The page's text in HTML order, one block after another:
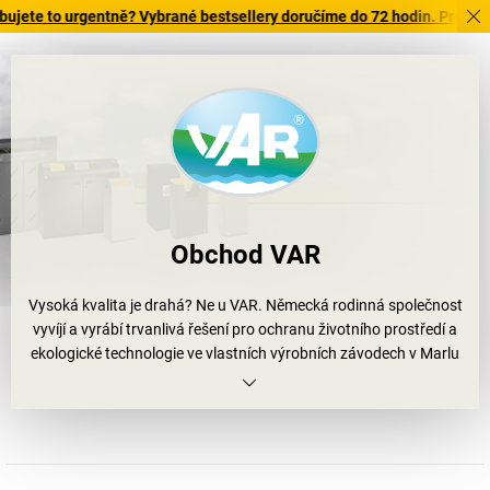
urgentně? Vybrané bestsellery doručíme do 72 hodin. Prohlédněte
Obchod VAR
Vysoká kvalita je drahá? Ne u VAR. Německá rodinná společnost
vyvíjí a vyrábí trvanlivá řešení pro ochranu životního prostředí a
ekologické technologie ve vlastních výrobních závodech v Marlu
(Porúří) a Senden-Bösensellu (Münsterland) již od roku 1972.
A to je obzvláště udržitelné. Protože ve společnosti VAR je co